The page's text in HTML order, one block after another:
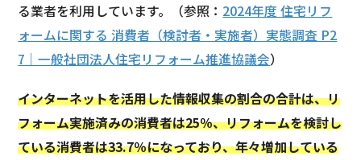
る業者を利用しています。（参照： 2024年度 住宅リフ
ォームに関する 消費者（検討者・実施者）実態調査 P2
7｜一般社団法人住宅リフォーム推進協議会）
インターネットを活用した情報収集の割合の合計は、リ
フォーム実施済みの消費者は25％、リフォームを検討し
ている消費者は33.7％になっており、年々増加している